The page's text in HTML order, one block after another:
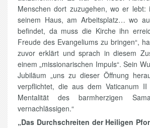
Menschen dort zuzugehen, wo er lebt:
seinem Haus, am Arbeitsplatz… wo
befindet, da muss die Kirche ihn
Freude des Evangeliums zu bringen“,
zuvor erklärt und sprach in diesem
einem „missionarischen Impuls“. Sein
Jubiläum „uns zu dieser Öffnung
verpflichtet, die aus dem Vaticanum II
Mentalität des barmherzigen
vernachlässigen.“
„Das Durchschreiten der Heiligen